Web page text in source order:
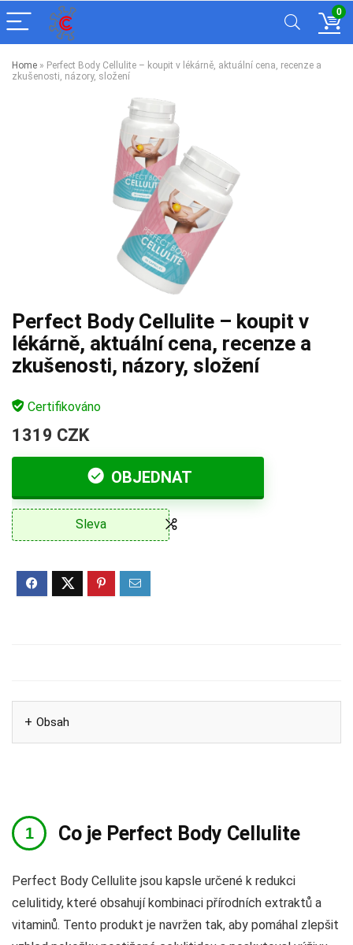
0
Home » Perfect Body Cellulite – koupit v lékárně, aktuální cena, recenze a
zkušenosti, názory, složení
Perfect Body Cellulite – koupit v
lékárně, aktuální cena, recenze a
zkušenosti, názory, složení
Certifikováno
1319 CZK
OBJEDNAT
Sleva
Obsah
Co je Perfect Body Cellulite
Perfect Body Cellulite jsou kapsle určené k redukci
celulitidy, které obsahují kombinaci přírodních extraktů a
vitaminů. Tento produkt je navržen tak, aby pomáhal zlepšit